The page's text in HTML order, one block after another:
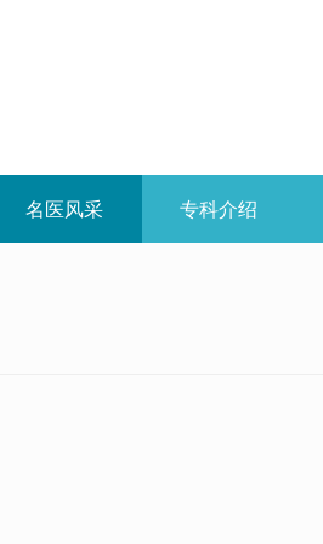
名医风采 专科介绍